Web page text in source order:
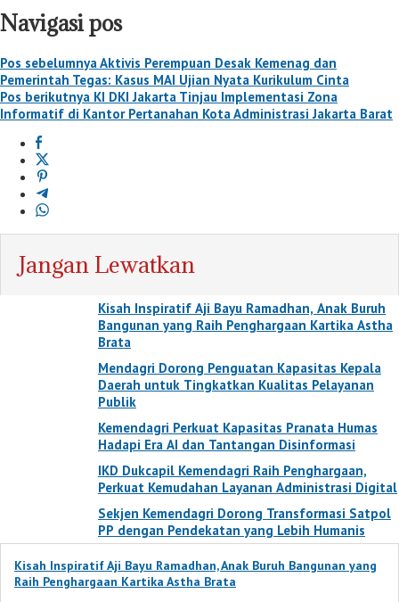
Navigasi pos
Pos sebelumnyaAktivis Perempuan Desak Kemenag dan
Pemerintah Tegas: Kasus MAI Ujian Nyata Kurikulum Cinta
Pos berikutnya KI DKI Jakarta Tinjau Implementasi Zona
Informatif di Kantor Pertanahan Kota Administrasi Jakarta Barat
Jangan Lewatkan
Kisah Inspiratif Aji Bayu Ramadhan, Anak Buruh
Bangunan yang Raih Penghargaan Kartika Astha
Brata
Mendagri Dorong Penguatan Kapasitas Kepala
Daerah untuk Tingkatkan Kualitas Pelayanan
Publik
Kemendagri Perkuat Kapasitas Pranata Humas
Hadapi Era AI dan Tantangan Disinformasi
IKD Dukcapil Kemendagri Raih Penghargaan,
Perkuat Kemudahan Layanan Administrasi Digital
Sekjen Kemendagri Dorong Transformasi Satpol
PP dengan Pendekatan yang Lebih Humanis
Kisah Inspiratif Aji Bayu Ramadhan, Anak Buruh Bangunan yang
Raih Penghargaan Kartika Astha Brata